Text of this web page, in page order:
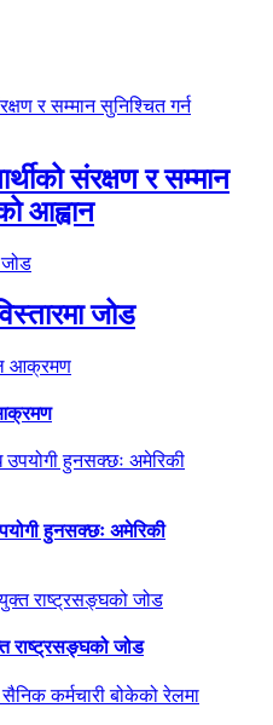
संरक्षण र सम्मान
आह्वान
जोड
आक्रमण
हुनसक्छः अमेरिकी
राष्ट्रसङ्घको जोड